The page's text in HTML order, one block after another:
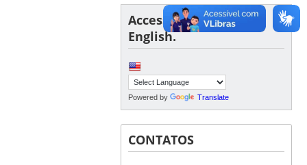
Access this page in
English.
Powered by Translate
CONTATOS